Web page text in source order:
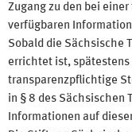
Zugang zu den bei
verfügbaren
Sobald die Sächsische
errichtet ist, spätestens
transparenzpflichtige
in § 8 des Sächsischen
Informationen auf